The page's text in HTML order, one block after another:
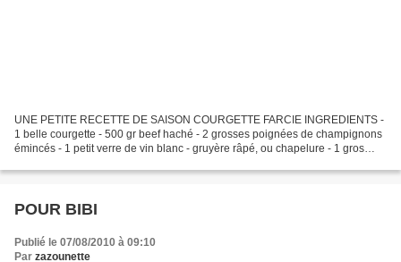
UNE PETITE RECETTE DE SAISON COURGETTE FARCIE INGREDIENTS -
1 belle courgette - 500 gr beef haché - 2 grosses poignées de champignons
émincés - 1 petit verre de vin blanc - gruyère râpé, ou chapelure - 1 gros
POUR BIBI
Publié le 07/08/2010 à 09:10
Par zazounette